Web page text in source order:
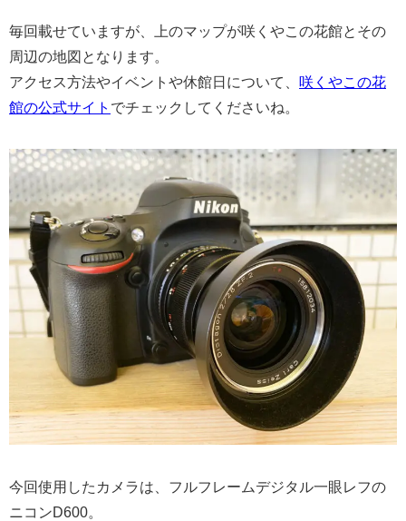
毎回載せていますが、上のマップが咲くやこの花館とその
周辺の地図となります。
アクセス方法やイベントや休館日について、 咲くやこの花
館の公式サイト でチェックしてくださいね。
今回使用したカメラは、フルフレームデジタル一眼レフの
ニコンD600。